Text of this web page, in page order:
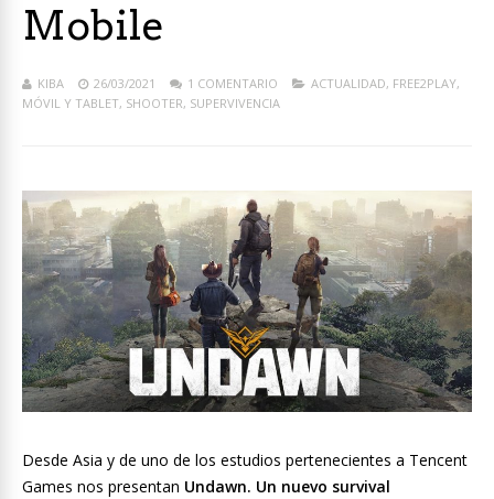
Mobile
KIBA 26/03/2021 1 COMENTARIO ACTUALIDAD, FREE2PLAY,
MÓVIL Y TABLET, SHOOTER, SUPERVIVENCIA
Desde Asia y de uno de los estudios pertenecientes a Tencent
Games nos presentan Undawn. Un nuevo survival